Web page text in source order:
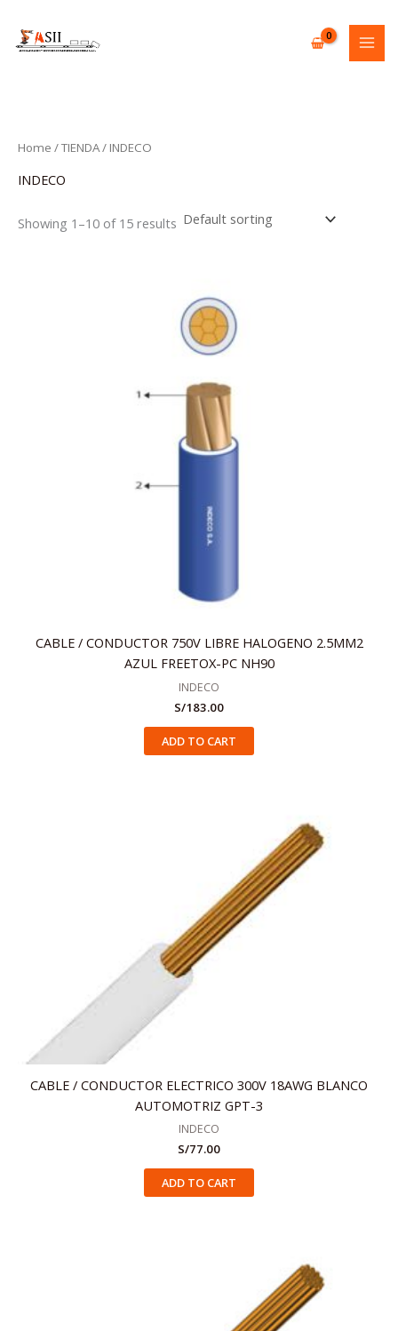
content
Home /TIENDA/ INDECO
INDECO
Showing 1–10 of 15 results
CABLE / CONDUCTOR 750V LIBRE HALOGENO 2.5MM2
AZUL FREETOX-PC NH90
INDECO
S/183.00
ADD TO CART
CABLE / CONDUCTOR ELECTRICO 300V 18AWG BLANCO
AUTOMOTRIZ GPT-3
INDECO
S/77.00
ADD TO CART